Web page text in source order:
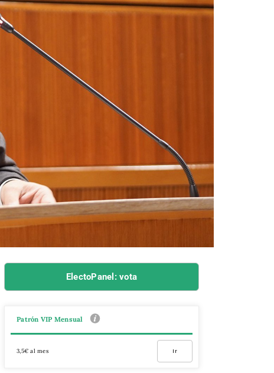
ElectoPanel: vota
Patrón VIP Mensual
3,5€ al mes Ir